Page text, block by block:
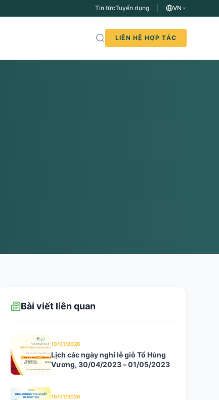
Tin tứcTuyển dụng VN
LIÊN HỆ HỢP TÁC
Bài viết liên quan
19/01/2026
Lịch các ngày nghỉ lễ giỗ Tổ Hùng
Vương, 30/04/2023 – 01/05/2023
19/01/2026